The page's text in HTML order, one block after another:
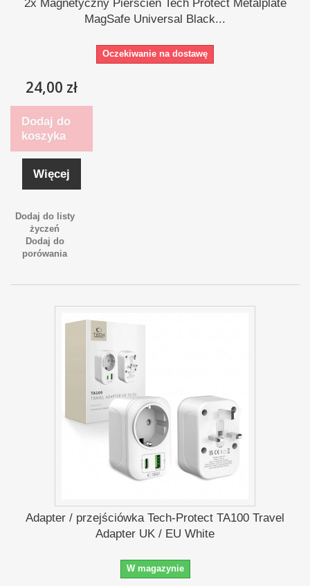
2x Magnetyczny Pierścień Tech Protect Metalplate
MagSafe Universal Black...
Oczekiwanie na dostawę
24,00 zł
Dodaj do
koszyka
Więcej
Dodaj do listy
życzeń
Dodaj do
porówania
Adapter / przejściówka Tech-Protect TA100 Travel
Adapter UK / EU White
W magazynie